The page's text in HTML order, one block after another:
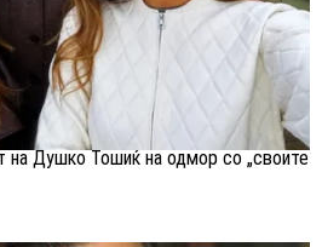
на Душко Тошиќ на одмор со „своите